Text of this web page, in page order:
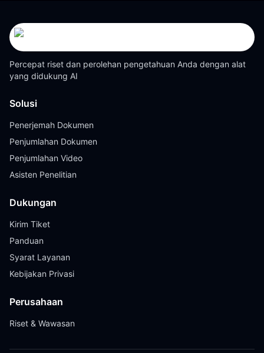
Percepat riset dan perolehan pengetahuan Anda dengan alat
yang didukung AI
Solusi
Penerjemah Dokumen
Penjumlahan Dokumen
Penjumlahan Video
Asisten Penelitian
Dukungan
Kirim Tiket
Panduan
Syarat Layanan
Kebijakan Privasi
Perusahaan
Riset & Wawasan